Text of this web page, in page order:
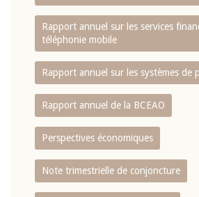
Rapport annuel sur les services
téléphonie mobile
Rapport annuel sur les systèmes de
Rapport annuel de la BCEAO
Perspectives économiques
Note trimestrielle de conjoncture